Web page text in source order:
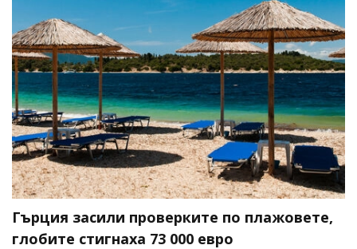
Гърция засили проверките по плажовете,
глобите стигнаха 73 000 евро